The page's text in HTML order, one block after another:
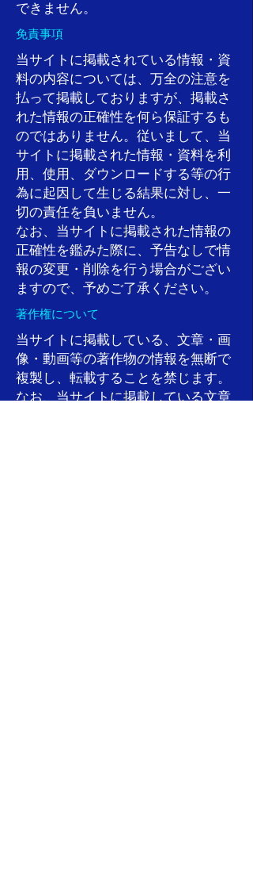
できません。
免責事項
当サイトに掲載されている情報・資
料の内容については、万全の注意を
払って掲載しておりますが、掲載さ
れた情報の正確性を何ら保証するも
のではありません。従いまして、当
サイトに掲載された情報・資料を利
用、使用、ダウンロードする等の行
為に起因して生じる結果に対し、一
切の責任を負いません。
なお、当サイトに掲載された情報の
正確性を鑑みた際に、予告なしで情
報の変更・削除を行う場合がござい
ますので、予めご了承ください。
著作権について
当サイトに掲載している、文章・画
像・動画等の著作物の情報を無断で
複製し、転載することを禁じます。
なお、当サイトに掲載している文章